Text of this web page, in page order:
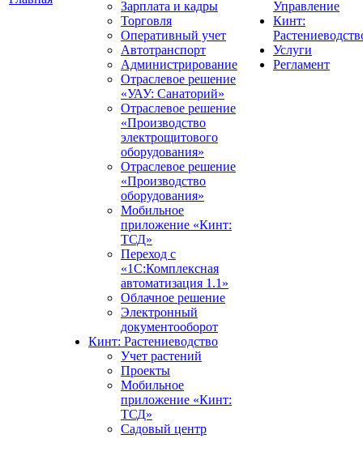
Зарплата и кадры
Торговля
Оперативный учет
Автотранспорт
Администрирование
Отраслевое решение
«УАУ: Санаторий»
Отраслевое решение
«Производство
электрощитового
оборудования»
Отраслевое решение
«Производство
оборудования»
Мобильное
приложение «Кинт:
ТСД»
Переход с
«1С:Комплексная
автоматизация 1.1»
Облачное решение
Электронный
документооборот
Кинт: Растениеводство
Учет растений
Проекты
Мобильное
приложение «Кинт:
ТСД»
Садовый центр
Управление
Кинт:
Услуги
Регламент